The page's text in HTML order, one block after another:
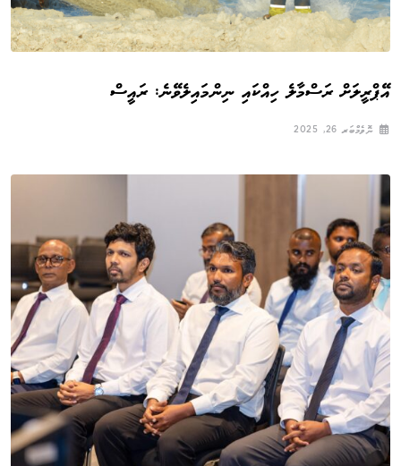
އޭޕްރީލަށް ރަސްމާލެ ހިއްކައި ނިންމައިލެވޭނެ: ރައީސް
ނޮވެމްބަރ 26, 2025